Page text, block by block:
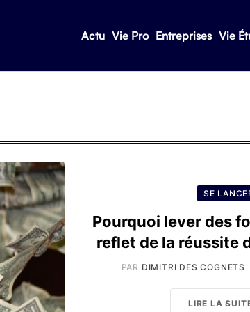
Actu Vie Pro Entreprises Vie
SE
Pourquoi lever des
reflet de la réussite
PAR DIMITRI DES COGNETS
LIRE LA